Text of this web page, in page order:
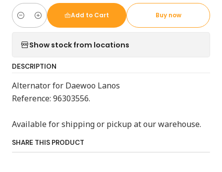
Quantity
Add to Cart Buy now
Show stock from locations
DESCRIPTION
Alternator for Daewoo Lanos
Reference: 96303556.
Available for shipping or pickup at our warehouse.
SHARE THIS PRODUCT